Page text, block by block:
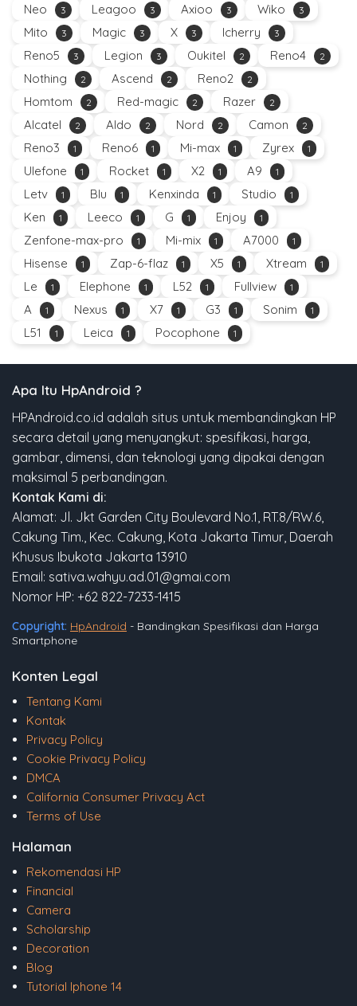
Neo 3 Leagoo 3 Axioo 3 Wiko 3
Mito 3 Magic 3 X 3 Icherry 3
Reno5 3 Legion 3 Oukitel 2 Reno4 2
Nothing 2 Ascend 2 Reno2 2
Homtom 2 Red-magic 2 Razer 2
Alcatel 2 Aldo 2 Nord 2 Camon 2
Reno3 1 Reno6 1 Mi-max 1 Zyrex 1
Ulefone 1 Rocket 1 X2 1 A9 1
Letv 1 Blu 1 Kenxinda 1 Studio 1
Ken 1 Leeco 1 G 1 Enjoy 1
Zenfone-max-pro 1 Mi-mix 1 A7000 1
Hisense 1 Zap-6-flaz 1 X5 1 Xtream 1
Le 1 Elephone 1 L52 1 Fullview 1
A 1 Nexus 1 X7 1 G3 1 Sonim 1
L51 1 Leica 1 Pocophone 1
Apa Itu HpAndroid ?
HPAndroid.co.id adalah situs untuk membandingkan HP
secara detail yang menyangkut: spesifikasi, harga,
gambar, dimensi, dan teknologi yang dipakai dengan
maksimal 5 perbandingan.
Kontak Kami di:
Alamat: Jl. Jkt Garden City Boulevard No.1, RT.8/RW.6,
Cakung Tim., Kec. Cakung, Kota Jakarta Timur, Daerah
Khusus Ibukota Jakarta 13910
Email: sativa.wahyu.ad.01@gmai.com
Nomor HP: +62 822-7233-1415
Copyright: HpAndroid - Bandingkan Spesifikasi dan Harga
Smartphone
Konten Legal
Tentang Kami
Kontak
Privacy Policy
Cookie Privacy Policy
DMCA
California Consumer Privacy Act
Terms of Use
Halaman
Rekomendasi HP
Financial
Camera
Scholarship
Decoration
Blog
Tutorial Iphone 14